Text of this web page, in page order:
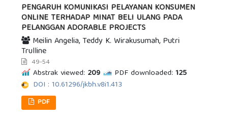
PENGARUH KOMUNIKASI PELAYANAN KONSUMEN
ONLINE TERHADAP MINAT BELI ULANG PADA
PELANGGAN ADORABLE PROJECTS
Meilin Angelia, Teddy K. Wirakusumah, Putri
Trulline
49-54
Abstrak viewed: 209 PDF downloaded: 125
DOI : 10.61296/jkbh.v8i1.413
PDF